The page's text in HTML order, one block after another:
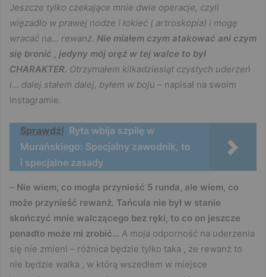
Jeszcze tylko czekające mnie dwie operacje, czyli
więzadło w prawej nodze i łokieć ( artroskopia) i mogę
wracać na… rewanż. Nie miałem czym atakować ani czym
się bronić , jedyny mój oręż w tej walce to był
CHARAKTER. Otrzymałem kilkadziesiąt czystych uderzeń
i… dalej stałem dalej, byłem w boju – napisał na swoim
Instagramie.
Sprawdź! Ryta wbija szpilę w
Murańskiego: Specjalny zawodnik, to
i specjalne zasady
– Nie wiem, co mogła przynieść 5 runda, ale wiem, co
może przynieść rewanż. Tańcula nie był w stanie
skończyć mnie walczącego bez ręki, to co on jeszcze
ponadto może mi zrobić… A moja odporność na uderzenia
się nie zmieni – różnica będzie tylko taka , że rewanż to
nie będzie walka , w którą wszedłem w miejsce